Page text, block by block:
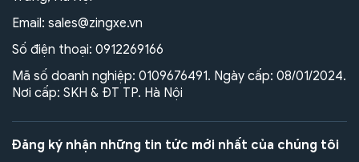
Email: sales@zingxe.vn
Số điện thoại: 0912269166
Mã số doanh nghiệp: 0109676491. Ngày cấp: 08/01/2024.
Nơi cấp: SKH & ĐT TP. Hà Nội
Đăng ký nhận những tin tức mới nhất của chúng tôi